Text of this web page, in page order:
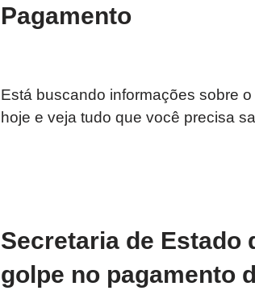
Pagamento
Está buscando informações sobre
hoje e veja tudo que você precisa
Secretaria de Estado
golpe no pagamento